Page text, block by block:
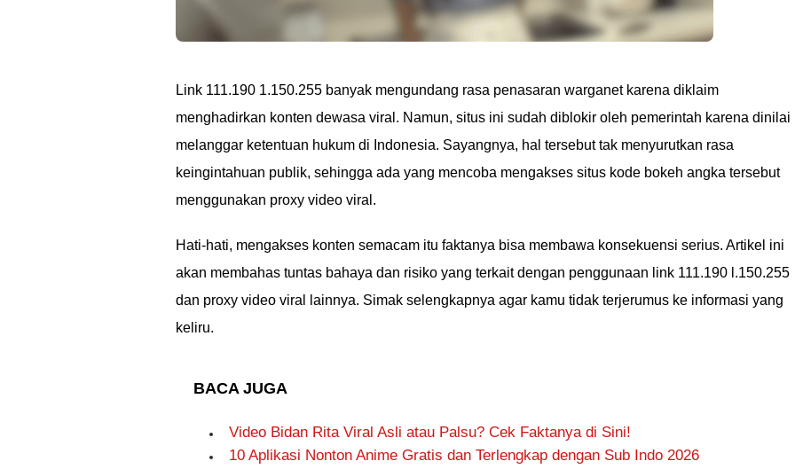
Link 111.190 1.150.255 banyak mengundang rasa penasaran warganet karena diklaim
menghadirkan konten dewasa viral. Namun, situs ini sudah diblokir oleh pemerintah karena dinilai
melanggar ketentuan hukum di Indonesia. Sayangnya, hal tersebut tak menyurutkan rasa
keingintahuan publik, sehingga ada yang mencoba mengakses situs kode bokeh angka tersebut
menggunakan proxy video viral.
Hati-hati, mengakses konten semacam itu faktanya bisa membawa konsekuensi serius. Artikel ini
akan membahas tuntas bahaya dan risiko yang terkait dengan penggunaan link 111.190 l.150.255
dan proxy video viral lainnya. Simak selengkapnya agar kamu tidak terjerumus ke informasi yang
keliru.
BACA JUGA
Video Bidan Rita Viral Asli atau Palsu? Cek Faktanya di Sini!
10 Aplikasi Nonton Anime Gratis dan Terlengkap dengan Sub Indo 2026